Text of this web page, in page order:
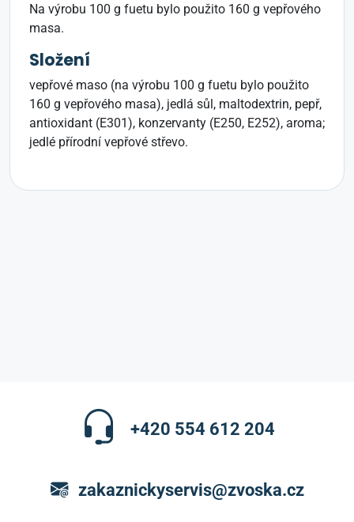
Na výrobu 100 g fuetu bylo použito 160 g vepřového
masa.
Složení
vepřové maso (na výrobu 100 g fuetu bylo použito
160 g vepřového masa), jedlá sůl, maltodextrin, pepř,
antioxidant (E301), konzervanty (E250, E252), aroma;
jedlé přírodní vepřové střevo.
+420 554 612 204
zakaznickyservis@zvoska.cz